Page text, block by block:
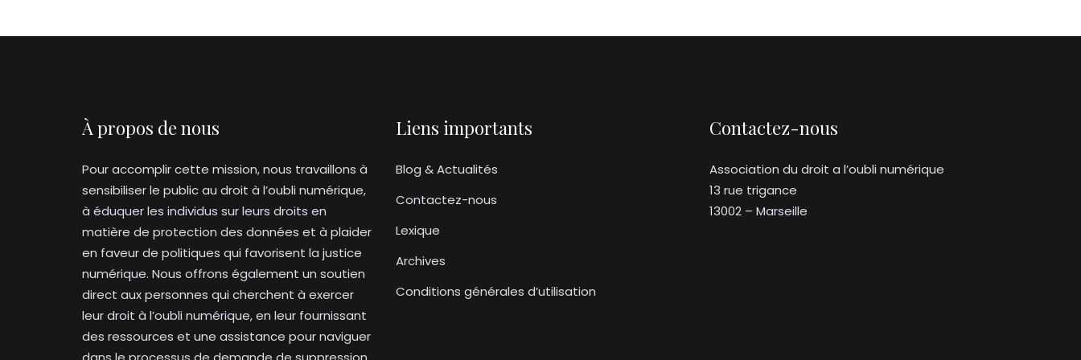
À propos de nous
Pour accomplir cette mission, nous travaillons à
sensibiliser le public au droit à l’oubli numérique,
à éduquer les individus sur leurs droits en
matière de protection des données et à plaider
en faveur de politiques qui favorisent la justice
numérique. Nous offrons également un soutien
direct aux personnes qui cherchent à exercer
leur droit à l’oubli numérique, en leur fournissant
des ressources et une assistance pour naviguer
Liens importants
Blog & Actualités
Contactez-nous
Lexique
Archives
Conditions générales d’utilisation
Contactez-nous
Association du droit a l’oubli numérique
13 rue trigance
13002 – Marseille